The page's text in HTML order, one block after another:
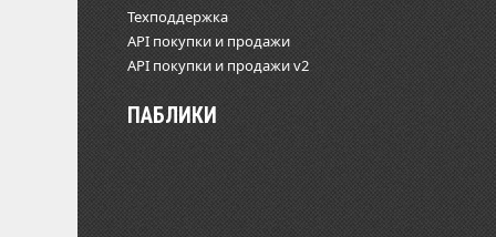
Техподдержка
API покупки и продажи
API покупки и продажи v2
ПАБЛИКИ